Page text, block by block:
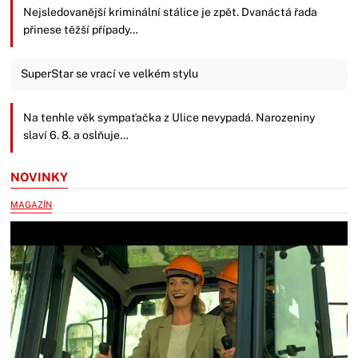
Nejsledovanější kriminální stálice je zpět. Dvanáctá řada
přinese těžší případy…
SuperStar se vrací ve velkém stylu
Na tenhle věk sympaťačka z Ulice nevypadá. Narozeniny
slaví 6. 8. a oslňuje…
NOVINKY
MAGAZÍN